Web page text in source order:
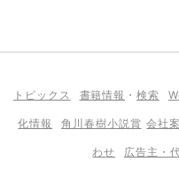
トピックス 書籍情報 ・検索
化情報 角川春樹小説賞 会社
わせ 広告主・